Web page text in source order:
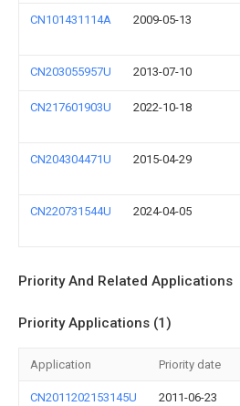
CN101431114A 2009-05-13
CN203055957U 2013-07-10
CN217601903U 2022-10-18
CN204304471U 2015-04-29
CN220731544U 2024-04-05
Priority And Related Applications
Priority Applications (1)
Application Priority date
CN2011202153145U 2011-06-23